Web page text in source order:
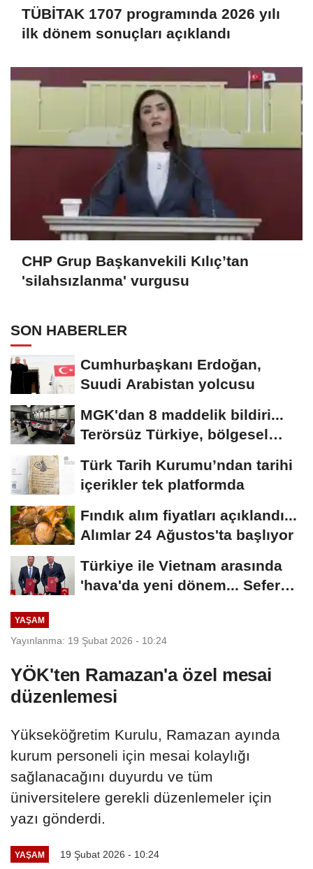
TÜBİTAK 1707 programında 2026 yılı
ilk dönem sonuçları açıklandı
CHP Grup Başkanvekili Kılıç’tan
'silahsızlanma' vurgusu
SON HABERLER
Cumhurbaşkanı Erdoğan,
Suudi Arabistan yolcusu
MGK'dan 8 maddelik bildiri...
Terörsüz Türkiye, bölgesel
Türk Tarih Kurumu’ndan tarihi
içerikler tek platformda
Fındık alım fiyatları açıklandı...
Alımlar 24 Ağustos'ta başlıyor
Türkiye ile Vietnam arasında
'hava'da yeni dönem... Sefer
YAŞAM
Yayınlanma: 19 Şubat 2026 - 10:24
YÖK'ten Ramazan'a özel mesai
düzenlemesi
Yükseköğretim Kurulu, Ramazan ayında
kurum personeli için mesai kolaylığı
sağlanacağını duyurdu ve tüm
üniversitelere gerekli düzenlemeler için
yazı gönderdi.
YAŞAM 19 Şubat 2026 - 10:24